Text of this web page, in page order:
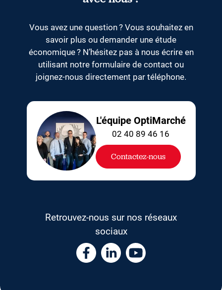
Vous avez une question ? Vous souhaitez en
savoir plus ou demander une étude
économique ? N’hésitez pas à nous écrire en
utilisant notre formulaire de contact ou
joignez-nous directement par téléphone.
L'équipe OptiMarché
02 40 89 46 16
Contactez-nous
Retrouvez-nous sur nos réseaux
sociaux